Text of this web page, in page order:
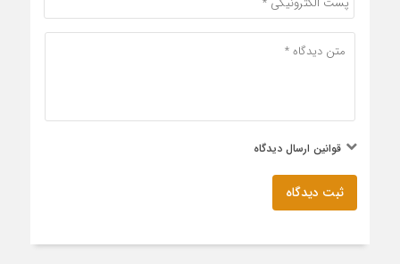
قوانین ارسال دیدگاه
ثبت دیدگاه